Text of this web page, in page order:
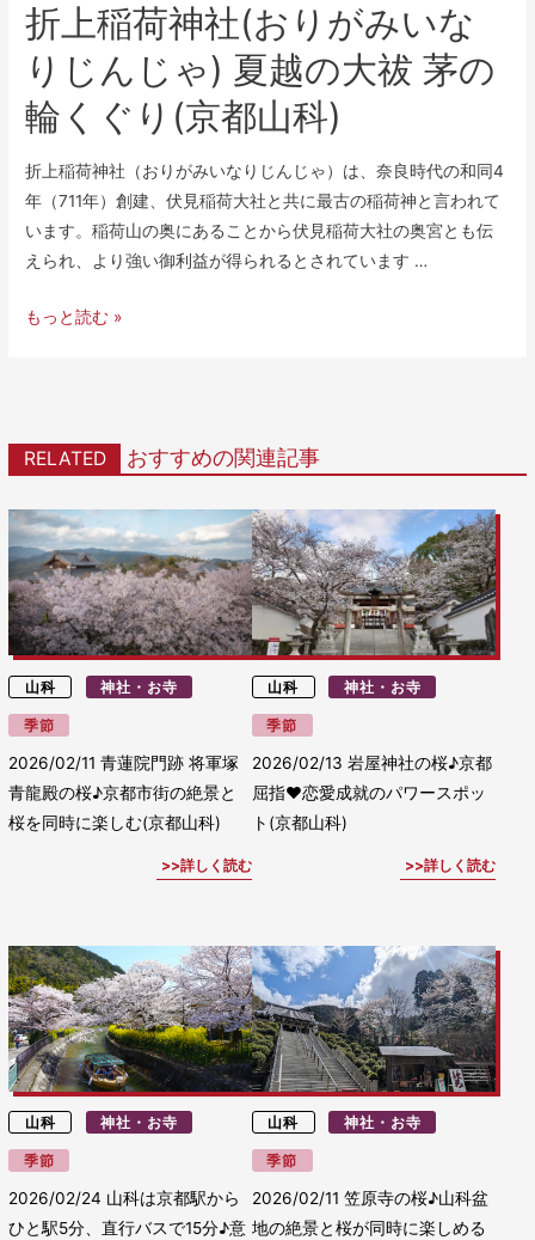
折上稲荷神社(おりがみいな
りじんじゃ) 夏越の大祓 茅の
輪くぐり(京都山科)
折上稲荷神社（おりがみいなりじんじゃ）は、奈良時代の和同4
年（711年）創建、伏見稲荷大社と共に最古の稲荷神と言われて
います。稲荷山の奥にあることから伏見稲荷大社の奥宮とも伝
えられ、より強い御利益が得られるとされています …
もっと読む »
RELATED おすすめの関連記事
山科 神社・お寺
季節
2026/02/11青蓮院門跡 将軍塚
青龍殿の桜♪京都市街の絶景と
桜を同時に楽しむ(京都山科)
詳しく読む
山科 神社・お寺
季節
2026/02/13 岩屋神社の桜♪京都
屈指♥恋愛成就のパワースポッ
ト(京都山科)
詳しく読む
山科 神社・お寺
季節
2026/02/24 山科は京都駅から
ひと駅5分、直行バスで15分♪意
山科 神社・お寺
季節
2026/02/11 笠原寺の桜♪山科盆
地の絶景と桜が同時に楽しめる